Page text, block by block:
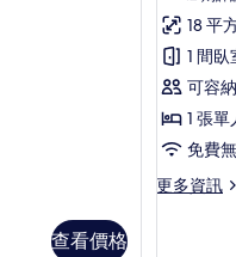
查看價格
人
房
的
所
有
相
則
評
論)
18 平
1 間臥
可容
1 張單
免費
更多資訊
更